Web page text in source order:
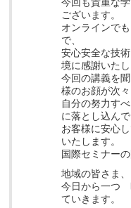
ございます。
オンラインで
で、
安心安全な技
境に感謝いたし
今回の講義を
様のお顔が次
自分の努力す
に落とし込んで
お客様に安心
いたします。
国際セミナー
地域の皆さま
今日から一つ
ていきます。